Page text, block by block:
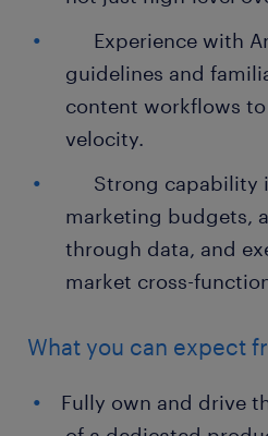
Experience with
guidelines and
content workflows
velocity.
Strong capability
marketing budgets,
through data, and
market cross-
What you can expect
Fully own and drive